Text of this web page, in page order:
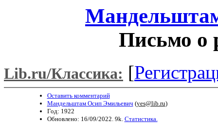
Письмо о
Lib.ru/Классика: [
Оставить комментарий
Мандельштам Осип Эмильевич (yes@lib.ru)
Год: 1922
Обновлено: 16/09/2022. 9k. Статистика.